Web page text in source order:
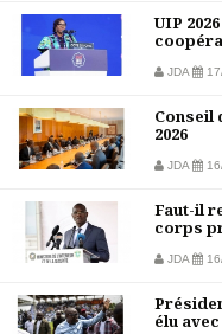
UIP
JDA
Conseil
2026
JDA
Faut-il
corps
JDA
élu